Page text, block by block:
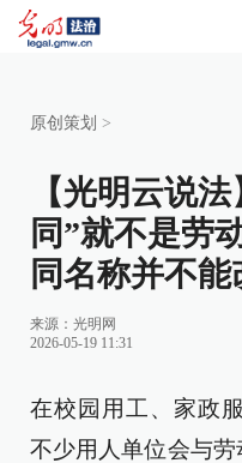
原创策划 >
【光明云说
同”就不是劳
同名称并不
来源： 光明网
2026-05-19 11:31
在校园用工、家政
不少用人单位会与劳